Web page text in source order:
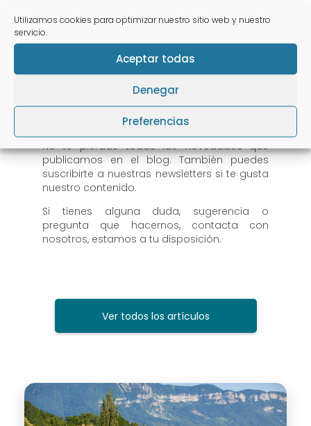
Utilizamos cookies para optimizar nuestro sitio web y nuestro
servicio.
Aceptar todas
Denegar
Preferencias
Artículos recientes que te
pueden interesar
No te pierdas todas las novedades que
publicamos en el blog. También puedes
suscribirte a nuestras newsletters si te gusta
nuestro contenido.
Si tienes alguna duda, sugerencia o
pregunta que hacernos, contacta con
nosotros, estamos a tu disposición.
Ver todos los artículos